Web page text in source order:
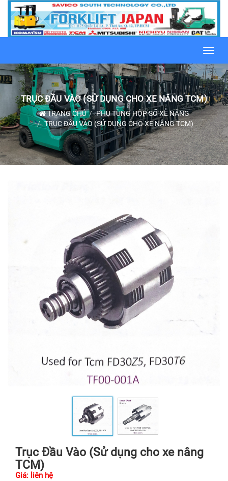
TRỤC ĐẦU VÀO (SỬ DỤNG CHO XE NÂNG TCM)
TRANG CHỦ
PHỤ TÙNG HỘP SỐ XE NÂNG
TRỤC ĐẦU VÀO (SỬ DỤNG CHO XE NÂNG TCM)
Trục Đầu Vào (Sử dụng cho xe nâng
TCM)
Giá: liên hệ